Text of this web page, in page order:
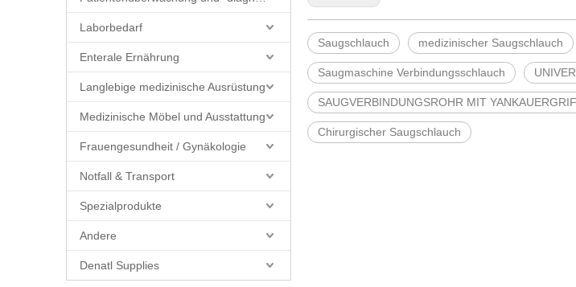
Laborbedarf
Enterale Ernährung
Langlebige medizinische Ausrüstung
Medizinische Möbel und Ausstattung
Frauengesundheit / Gynäkologie
Notfall & Transport
Spezialprodukte
Andere
Denatl Supplies
Saugschlauch medizinischer Saugschlauch
Saugmaschine Verbindungsschlauch
SAUGVERBINDUNGSROHR MIT
Chirurgischer Saugschlauch